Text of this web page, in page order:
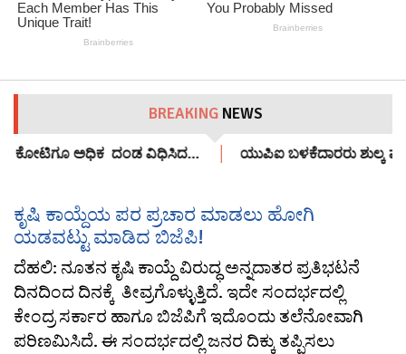
BREAKING NEWS
ಕೋಟಿಗೂ ಅಧಿಕ ದಂಡ ವಿಧಿಸಿದ… ಯುಪಿಐ ಬಳಕೆದಾರರು ಶುಲ್ಕ
ಕೃಷಿ ಕಾಯ್ದೆಯ ಪರ ಪ್ರಚಾರ ಮಾಡಲು ಹೋಗಿ
ಯಡವಟ್ಟು ಮಾಡಿದ ಬಿಜೆಪಿ!
ದೆಹಲಿ: ನೂತನ ಕೃಷಿ ಕಾಯ್ದೆ ವಿರುದ್ಧ ಅನ್ನದಾತರ ಪ್ರತಿಭಟನೆ
ದಿನದಿಂದ ದಿನಕ್ಕೆ ತೀವ್ರಗೊಳ್ಳುತ್ತಿದೆ. ಇದೇ ಸಂದರ್ಭದಲ್ಲಿ
ಕೇಂದ್ರ ಸರ್ಕಾರ ಹಾಗೂ ಬಿಜೆಪಿಗೆ ಇದೊಂದು ತಲೆನೋವಾಗಿ
ಪರಿಣಮಿಸಿದೆ. ಈ ಸಂದರ್ಭದಲ್ಲಿ ಜನರ ದಿಕ್ಕು ತಪ್ಪಿಸಲು